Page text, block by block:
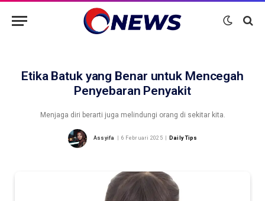
Etika Batuk yang Benar untuk Mencegah
Penyebaran Penyakit
Menjaga diri berarti juga melindungi orang di sekitar kita.
Assyifa 6 Februari 2025 Daily Tips